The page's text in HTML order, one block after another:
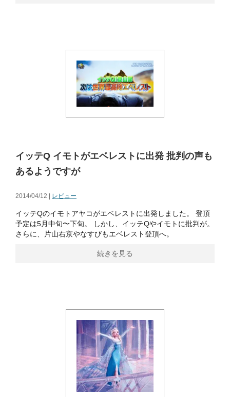
イッテQ イモトがエベレストに出発 批判の声も
あるようですが
2014/04/12 | レビュー
イッテQのイモトアヤコがエベレストに出発しました。 登頂
予定は5月中旬〜下旬。 しかし、イッテQやイモトに批判が。
さらに、片山右京やなすびもエベレスト登頂へ。
続きを見る